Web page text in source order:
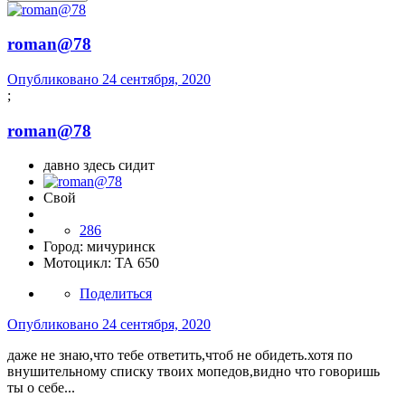
roman@78
Опубликовано 24 сентября, 2020
;
roman@78
давно здесь сидит
Свой
286
Город: мичуринск
Мотоцикл: ТА 650
Поделиться
Опубликовано 24 сентября, 2020
даже не знаю,что тебе ответить,чтоб не обидеть.хотя по
внушительному списку твоих мопедов,видно что говоришь
ты о себе...